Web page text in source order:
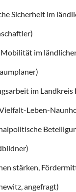
Sicherheit im
im
im Landkreis
Leben-
stärken,
angefragt)